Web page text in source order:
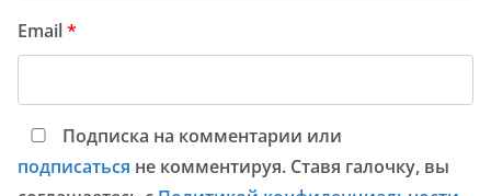
Email*
Подписка на комментарии или
подписаться не комментируя. Ставя галочку, вы